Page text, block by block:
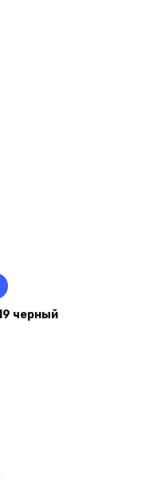
черный